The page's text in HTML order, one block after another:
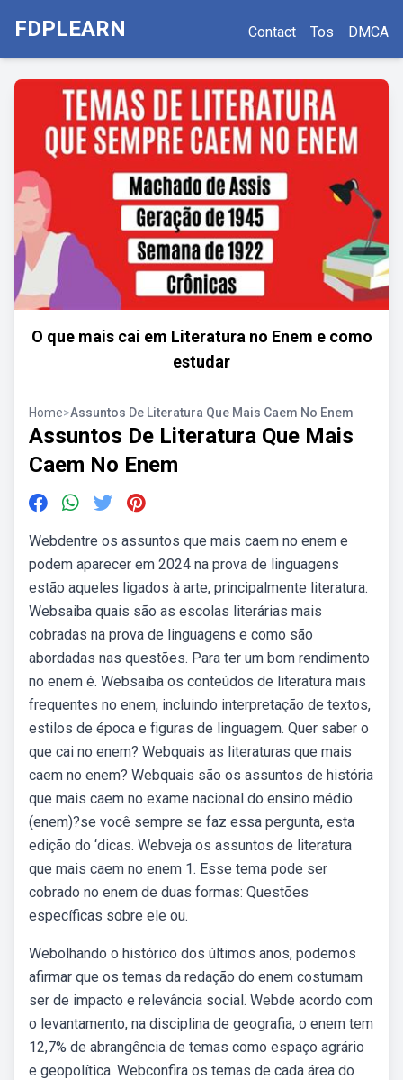
FDPLEARN Contact Tos DMCA
O que mais cai em Literatura no Enem e como
estudar
Home>Assuntos De Literatura Que Mais Caem No Enem
Assuntos De Literatura Que Mais
Caem No Enem
Webdentre os assuntos que mais caem no enem e
podem aparecer em 2024 na prova de linguagens
estão aqueles ligados à arte, principalmente literatura.
Websaiba quais são as escolas literárias mais
cobradas na prova de linguagens e como são
abordadas nas questões. Para ter um bom rendimento
no enem é. Websaiba os conteúdos de literatura mais
frequentes no enem, incluindo interpretação de textos,
estilos de época e figuras de linguagem. Quer saber o
que cai no enem? Webquais as literaturas que mais
caem no enem? Webquais são os assuntos de história
que mais caem no exame nacional do ensino médio
(enem)?se você sempre se faz essa pergunta, esta
edição do ‘dicas. Webveja os assuntos de literatura
que mais caem no enem 1. Esse tema pode ser
cobrado no enem de duas formas: Questões
específicas sobre ele ou.
Webolhando o histórico dos últimos anos, podemos
afirmar que os temas da redação do enem costumam
ser de impacto e relevância social. Webde acordo com
o levantamento, na disciplina de geografia, o enem tem
12,7% de abrangência de temas como espaço agrário
e geopolítica. Webconfira os temas de cada área do